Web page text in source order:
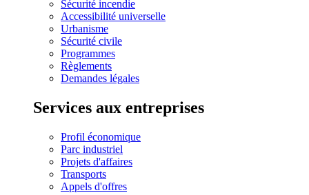
Sécurité incendie
Accessibilité universelle
Urbanisme
Sécurité civile
Programmes
Règlements
Demandes légales
Services aux entreprises
Profil économique
Parc industriel
Projets d'affaires
Transports
Appels d'offres